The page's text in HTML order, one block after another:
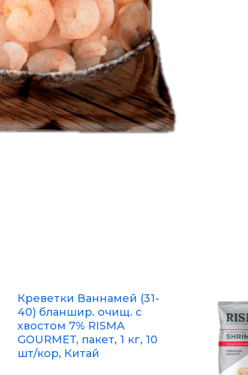
Креветки Ваннамей (31-
40) бланшир. очищ. с
хвостом 7% RISMA
GOURMET, пакет, 1 кг, 10
шт/кор, Китай